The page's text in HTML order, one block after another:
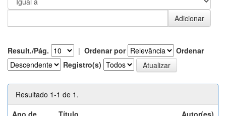
Result./Pág. | Ordenar por
Ordenar
Registro(s)
Resultado 1-1 de 1.
Ano de
Título Autor(es)